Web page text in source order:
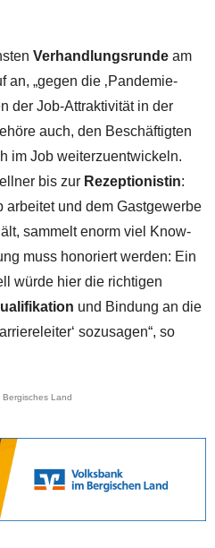
Verhandlungsrunde am
an, „gegen die ‚Pandemie-
der Job-Attraktivität in der
auch, den Beschäftigten
im Job weiterzuentwickeln.
bis zur Rezeptionistin:
und dem Gastgewerbe
sammelt enorm viel Know-
muss honoriert werden: Ein
würde hier die richtigen
und Bindung an die
sozusagen“, so
Bergisches Land